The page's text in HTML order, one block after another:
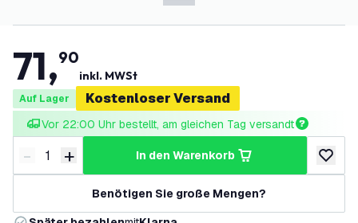
71,90
inkl. MWSt
Auf Lager Kostenloser Versand
Vor 22:00 Uhr bestellt, am gleichen Tag versandt
Menge verringern
- Menge erhöhen
+ in den Warenkorb
zur
Benötigen Sie große Mengen?